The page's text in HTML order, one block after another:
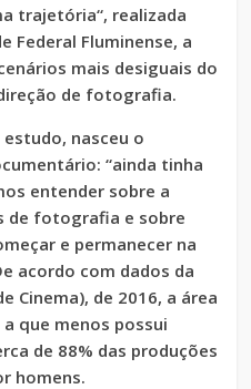
trajetória“, realizada
Federal Fluminense, a
mais desiguais do
de fotografia.
nasceu o
“ainda tinha
entender sobre a
de fotografia e sobre
e permanecer na
acordo com dados da
Cinema), de 2016, a área
que menos possui
de 88% das produções
homens.